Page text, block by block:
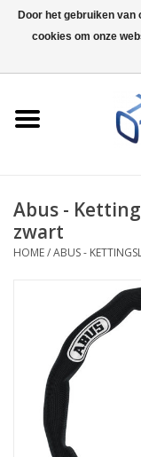
Merken
Abus -
zwart
HOME/ABUS -
Door het gebruiken van
cookies om onze